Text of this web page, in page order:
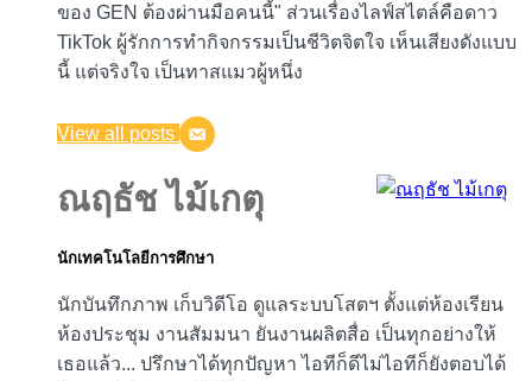
ของ GEN ต้องผ่านมือคนนี้" ส่วนเรื่องไลฟ์สไตล์คือดาว
TikTok ผู้รักการทำกิจกรรมเป็นชีวิตจิตใจ เห็นเสียงดังแบบ
นี้ แต่จริงใจ เป็นทาสแมวผู้หนึ่ง
View all posts
ณฤธัช ไม้เกตุ
นักเทคโนโลยีการศึกษา
นักบันทึกภาพ เก็บวิดีโอ ดูแลระบบโสตฯ ตั้งแต่ห้องเรียน
ห้องประชุม งานสัมมนา ยันงานผลิตสื่อ เป็นทุกอย่างให้
เธอแล้ว... ปรึกษาได้ทุกปัญหา ไอทีก็ดีไม่ไอทีก็ยังตอบได้